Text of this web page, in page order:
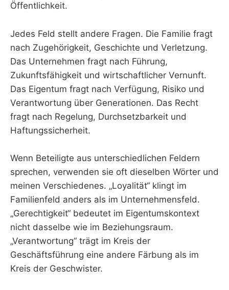
Öffentlichkeit.
Jedes Feld stellt andere Fragen. Die Familie fragt
nach Zugehörigkeit, Geschichte und Verletzung.
Das Unternehmen fragt nach Führung,
Zukunftsfähigkeit und wirtschaftlicher Vernunft.
Das Eigentum fragt nach Verfügung, Risiko und
Verantwortung über Generationen. Das Recht
fragt nach Regelung, Durchsetzbarkeit und
Haftungssicherheit.
Wenn Beteiligte aus unterschiedlichen Feldern
sprechen, verwenden sie oft dieselben Wörter und
meinen Verschiedenes. „Loyalität“ klingt im
Familienfeld anders als im Unternehmensfeld.
„Gerechtigkeit“ bedeutet im Eigentumskontext
nicht dasselbe wie im Beziehungsraum.
„Verantwortung“ trägt im Kreis der
Geschäftsführung eine andere Färbung als im
Kreis der Geschwister.